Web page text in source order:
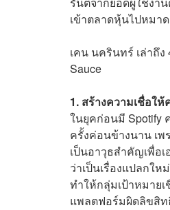
เข้าตลาดหุ้นไปหมา
เคน นครินทร์ เล่าถึ
Sauce
1. สร้างความเชื่อใ
ในยุคก่อนมี Spotify
ครั้งค่อนข้างนาน เพ
เป็นอาวุธสำคัญเพื่อ
ว่าเป็นเรื่องแปลกใ
ทำให้กลุ่มเป้าหมาย
แพลตฟอร์มผิดลิขสิ